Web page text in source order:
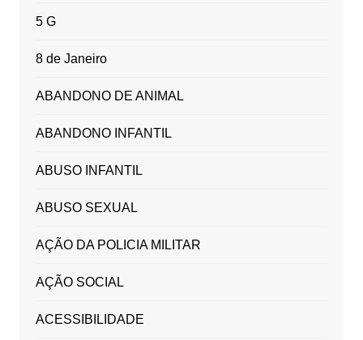
5 G
8 de Janeiro
ABANDONO DE ANIMAL
ABANDONO INFANTIL
ABUSO INFANTIL
ABUSO SEXUAL
AÇÃO DA POLICIA MILITAR
AÇÃO SOCIAL
ACESSIBILIDADE